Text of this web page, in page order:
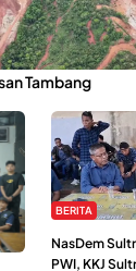
Pemulihan
Tambang
BERITA
NasDem
PWI, KKJ